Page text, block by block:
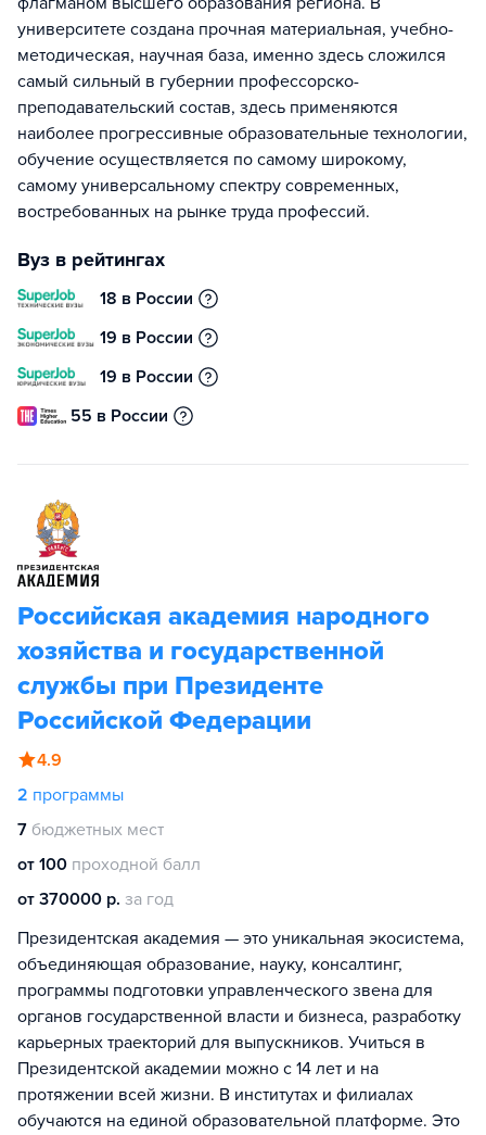
университете создана прочная материальная, учебно-
методическая, научная база, именно здесь сложился
самый сильный в губернии профессорско-
преподавательский состав, здесь применяются
наиболее прогрессивные образовательные технологии,
обучение осуществляется по самому широкому,
самому универсальному спектру современных,
востребованных на рынке труда профессий.
Вуз в рейтингах
18 в России
19 в России
19 в России
55 в России
Российская академия народного
хозяйства и государственной
службы при Президенте
Российской Федерации
4.9
2 программы
7 бюджетных мест
от 100 проходной балл
от 370000 р. за год
Президентская академия — это уникальная экосистема,
объединяющая образование, науку, консалтинг,
программы подготовки управленческого звена для
органов государственной власти и бизнеса, разработку
карьерных траекторий для выпускников. Учиться в
Президентской академии можно с 14 лет и на
протяжении всей жизни. В институтах и филиалах
обучаются на единой образовательной платформе. Это